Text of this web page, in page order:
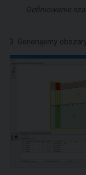
Definiowanie
3. Generujemy